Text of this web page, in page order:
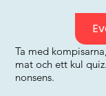
Ta med
mat och ett kul
nonsens.